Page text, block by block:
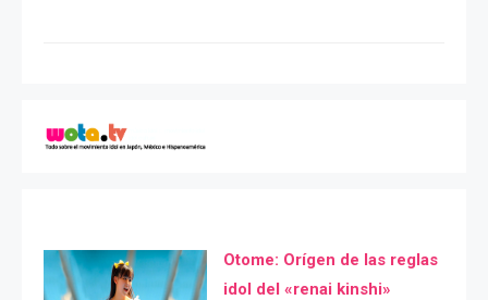
Otome: Orígen de las reglas
idol del «renai kinshi»